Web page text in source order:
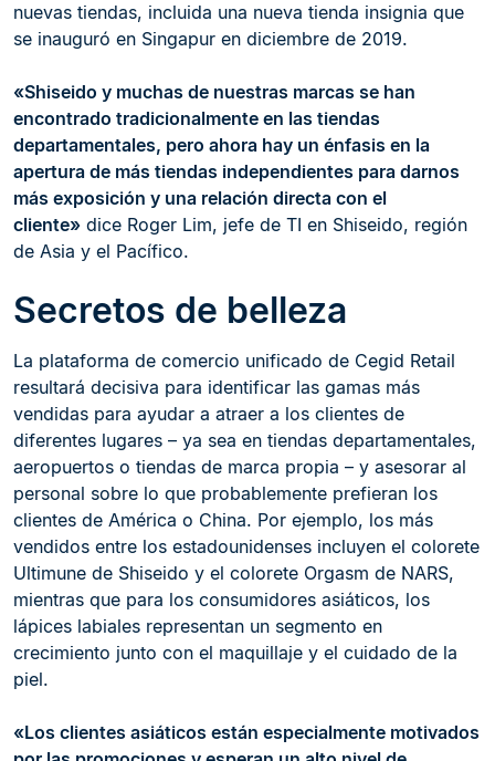
nuevas tiendas, incluida una nueva tienda insignia que
se inauguró en Singapur en diciembre de 2019.
«Shiseido y muchas de nuestras marcas se han
encontrado tradicionalmente en las tiendas
departamentales, pero ahora hay un énfasis en la
apertura de más tiendas independientes para darnos
más exposición y una relación directa con el
cliente» dice Roger Lim, jefe de TI en Shiseido, región
de Asia y el Pacífico.
Secretos de belleza
La plataforma de comercio unificado de Cegid Retail
resultará decisiva para identificar las gamas más
vendidas para ayudar a atraer a los clientes de
diferentes lugares – ya sea en tiendas departamentales,
aeropuertos o tiendas de marca propia – y asesorar al
personal sobre lo que probablemente prefieran los
clientes de América o China. Por ejemplo, los más
vendidos entre los estadounidenses incluyen el colorete
Ultimune de Shiseido y el colorete Orgasm de NARS,
mientras que para los consumidores asiáticos, los
lápices labiales representan un segmento en
crecimiento junto con el maquillaje y el cuidado de la
piel.
«Los clientes asiáticos están especialmente motivados